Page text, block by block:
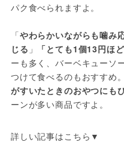
パク食べられますよ。
「やわらかいながらも噛み
じる 」 「とても1個13円ほ
ーも多く、バーベキューソ
つけて食べるのもおすすめ
がすいたときのおやつにも
ーンが多い商品ですよ。
詳しい記事はこちら▼